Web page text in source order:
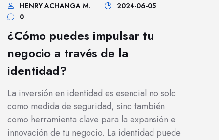
HENRY ACHANGA M.
2024-06-05
0
¿Cómo puedes impulsar tu
negocio a través de la
identidad?
La inversión en identidad es esencial no solo
como medida de seguridad, sino también
como herramienta clave para la expansión e
innovación de tu negocio. La identidad puede